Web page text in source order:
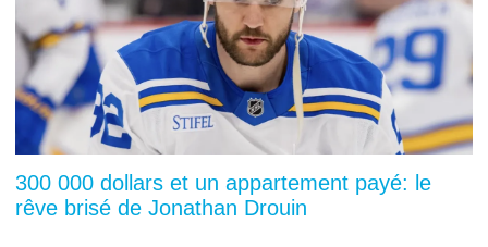
300 000 dollars et un appartement payé: le
rêve brisé de Jonathan Drouin